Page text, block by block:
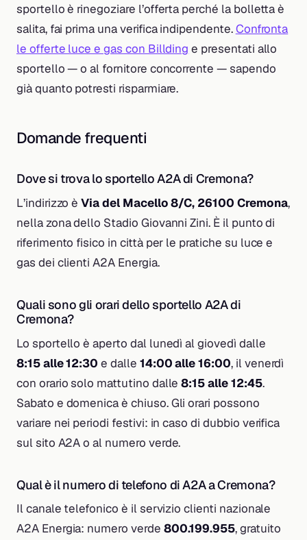
sportello è rinegoziare l’offerta perché la bolletta è
salita, fai prima una verifica indipendente.Confronta
le offerte luce e gas con Billding e presentati allo
sportello — o al fornitore concorrente — sapendo
già quanto potresti risparmiare.
Domande frequenti
Dove si trova lo sportello A2A di Cremona?
L’indirizzo èVia del Macello 8/C, 26100 Cremona,
nella zona dello Stadio Giovanni Zini. È il punto di
riferimento fisico in città per le pratiche su luce e
gas dei clienti A2A Energia.
Quali sono gli orari dello sportello A2A di
Cremona?
Lo sportello è aperto dal lunedì al giovedì dalle
8:15 alle 12:30 e dalle 14:00 alle 16:00, il venerdì
con orario solo mattutino dalle8:15 alle 12:45.
Sabato e domenica è chiuso. Gli orari possono
variare nei periodi festivi: in caso di dubbio verifica
sul sito A2A o al numero verde.
Qual è il numero di telefono di A2A a Cremona?
Il canale telefonico è il servizio clienti nazionale
A2A Energia: numero verde 800.199.955, gratuito